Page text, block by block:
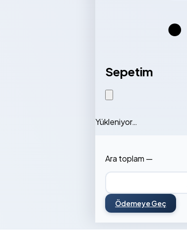
Sepetim
Yükleniyor…
Ara toplam —
Ödemeye Geç